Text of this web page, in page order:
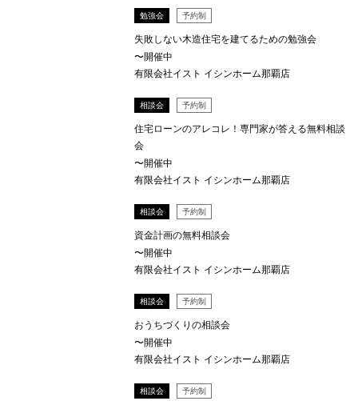
勉強会 予約制
失敗しない木造住宅を建てるための勉強会
〜開催中
有限会社イスト イシンホーム那覇店
相談会 予約制
住宅ローンのアレコレ！専門家が答える無料相談
会
〜開催中
有限会社イスト イシンホーム那覇店
相談会 予約制
資金計画の無料相談会
〜開催中
有限会社イスト イシンホーム那覇店
相談会 予約制
おうちづくりの相談会
〜開催中
有限会社イスト イシンホーム那覇店
相談会 予約制